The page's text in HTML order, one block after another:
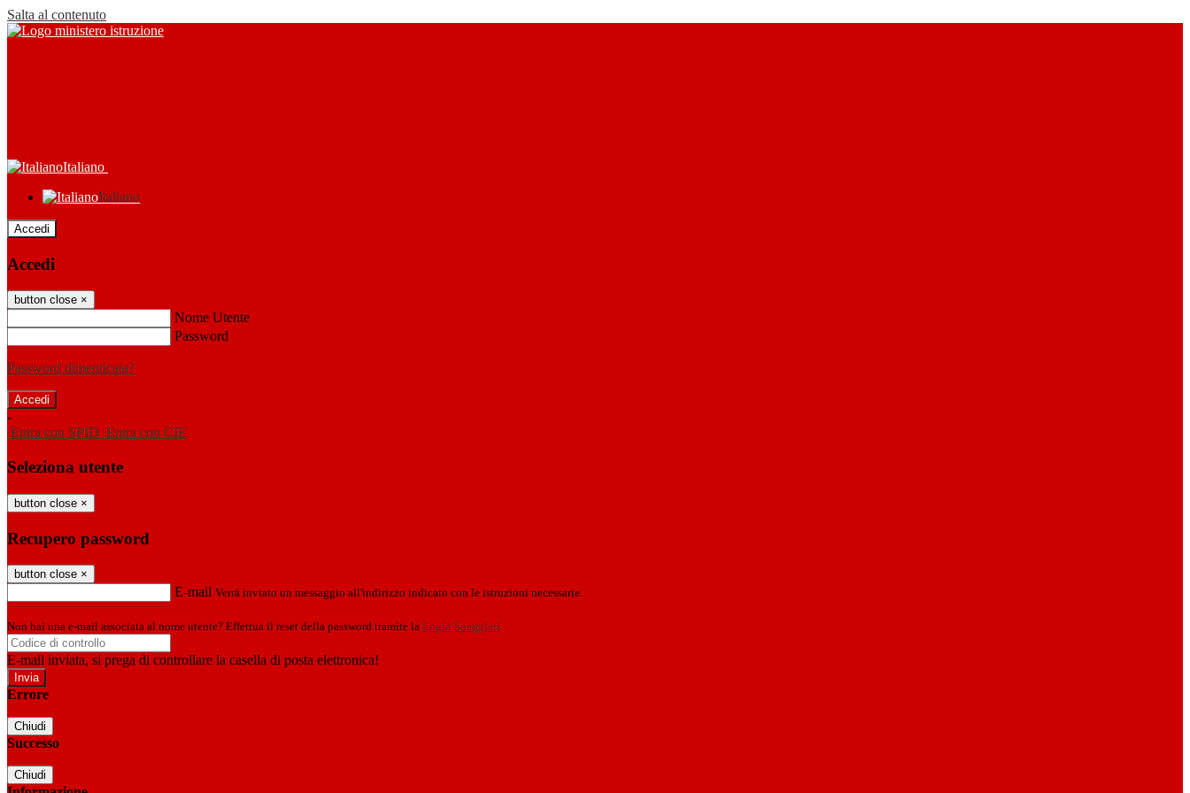
Salta al contenuto
Italiano
Italiano
Accedi
Accedi
button close ×
Nome Utente
Password
Password dimenticata?
-
Entra con SPID Entra con CIE
Seleziona utente
button close ×
Recupero password
button close ×
E-mail Verrà inviato un messaggio all'indirizzo indicato con le istruzioni necessarie.
Non hai una e-mail associata al nome utente? Effettua il reset della password tramite la Login Spaggiari
E-mail inviata, si prega di controllare la casella di posta elettronica!
Errore
Chiudi
Successo
Chiudi